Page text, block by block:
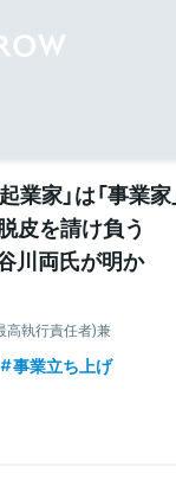
家」は「事業家
皮を請け負う
川両氏が明か
哲学
高執行責任者)兼
事業立ち上げ